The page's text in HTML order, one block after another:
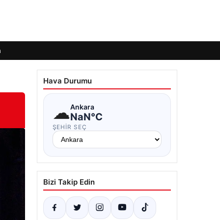
Hava Durumu
☁Ankara
NaN°C
ŞEHIR SEÇ
Bizi Takip Edin